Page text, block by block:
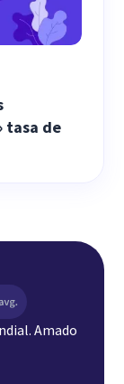
tasa de
Amado